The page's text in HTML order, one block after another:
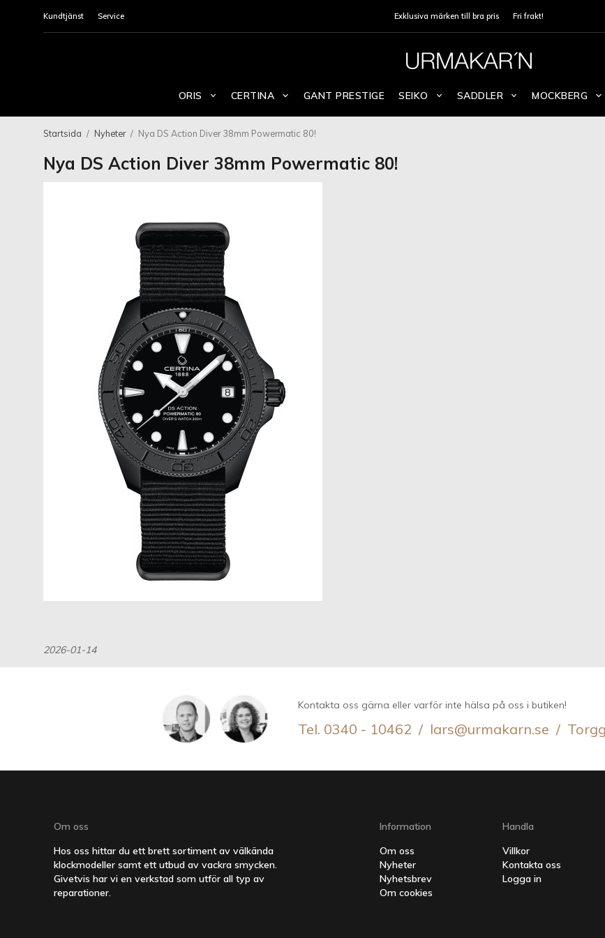
Kundtjänst Service Exklusiva märken till bra pris Fri frakt!
ORIS CERTINA GANT PRESTIGE SEIKO SADDLER MOCKBERG
Startsida / Nyheter / Nya DS Action Diver 38mm Powermatic 80!
Nya DS Action Diver 38mm Powermatic 80!
2026-01-14
Kontakta oss gärna eller varför inte hälsa på oss i butiken!
Tel. 0340 - 10462 / lars@urmakarn.se /
Om oss
Hos oss hittar du ett brett sortiment av välkända
klockmodeller samt ett utbud av vackra smycken.
Givetvis har vi en verkstad som utför all typ av
reparationer.
Information
Om oss
Nyheter
Nyhetsbrev
Om cookies
Handla
Villkor
Kontakta oss
Logga in